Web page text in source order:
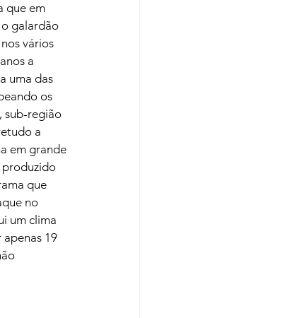
que em
galardão
vários
a
uma das
os
sub-região
a
em grande
produzido
que
no
um clima
19